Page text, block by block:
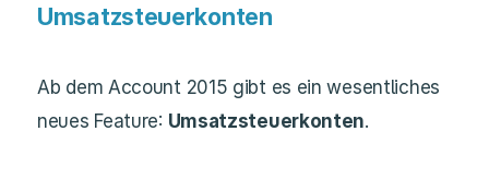
Umsatzsteuerkonten
Ab dem Account 2015 gibt es ein wesentliches
neues Feature: Umsatzsteuerkonten.